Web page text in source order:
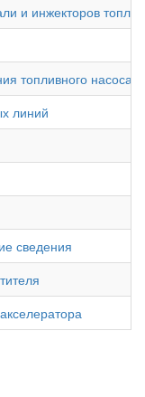
и инжекторов
топливного
линий
сведения